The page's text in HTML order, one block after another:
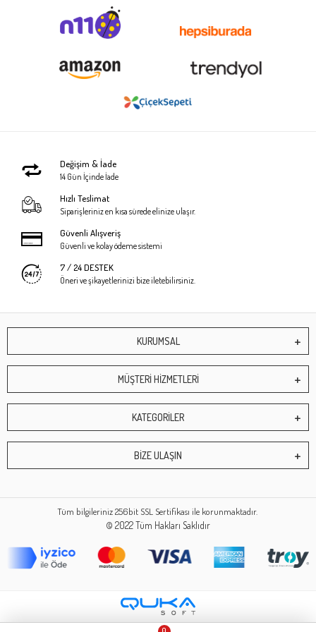
Değişim & İade
14 Gün İçinde İade
Hızlı Teslimat
Siparişleriniz en kısa sürede elinize ulaşır.
Güvenli Alışveriş
Güvenli ve kolay ödeme sistemi
7 / 24 DESTEK
Öneri ve şikayetlerinizi bize iletebilirsiniz.
KURUMSAL
MÜŞTERİ HİZMETLERİ
KATEGORİLER
BİZE ULAŞIN
Tüm bilgileriniz 256bit SSL Sertifikası ile korunmaktadır.
© 2022Tüm Hakları Saklıdır